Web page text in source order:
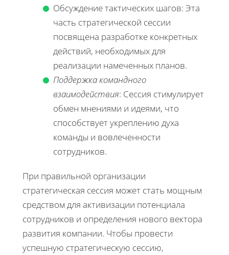
Обсуждение тактических шагов: Эта
часть стратегической сессии
посвящена разработке конкретных
действий, необходимых для
реализации намеченных планов.
Поддержка командного
взаимодействия: Сессия стимулирует
обмен мнениями и идеями, что
способствует укреплению духа
команды и вовлеченности
сотрудников.
При правильной организации
стратегическая сессия может стать мощным
средством для активизации потенциала
сотрудников и определения нового вектора
развития компании. Чтобы провести
успешную стратегическую сессию,